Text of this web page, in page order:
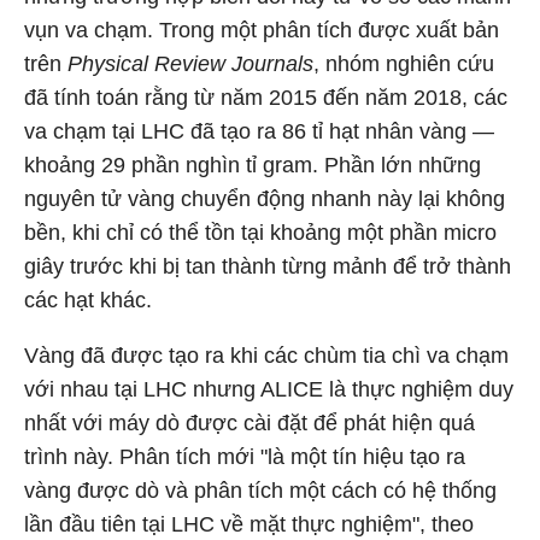
vụn va chạm. Trong một phân tích được xuất bản
trên Physical Review Journals, nhóm nghiên cứu
đã tính toán rằng từ năm 2015 đến năm 2018, các
va chạm tại LHC đã tạo ra 86 tỉ hạt nhân vàng —
khoảng 29 phần nghìn tỉ gram. Phần lớn những
nguyên tử vàng chuyển động nhanh này lại không
bền, khi chỉ có thể tồn tại khoảng một phần micro
giây trước khi bị tan thành từng mảnh để trở thành
các hạt khác.
Vàng đã được tạo ra khi các chùm tia chì va chạm
với nhau tại LHC nhưng ALICE là thực nghiệm duy
nhất với máy dò được cài đặt để phát hiện quá
trình này. Phân tích mới "là một tín hiệu tạo ra
vàng được dò và phân tích một cách có hệ thống
lần đầu tiên tại LHC về mặt thực nghiệm", theo